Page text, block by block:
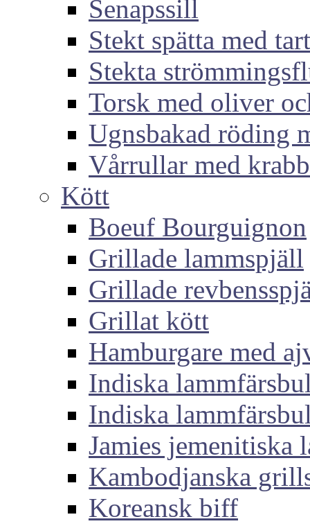
Senapssill
Stekt spätta med
Stekta
Torsk med oliver
Ugnsbakad röding
Vårrullar med
Kött
Boeuf Bourguignon
Grillade lammspjäll
Grillade
Grillat kött
Hamburgare med
Indiska
Indiska
Jamies jemenitiska
Kambodjanska
Koreansk biff